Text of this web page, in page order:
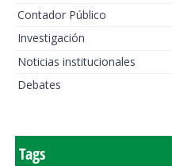
Contador Público
Investigación
Noticias institucionales
Debates
Tags